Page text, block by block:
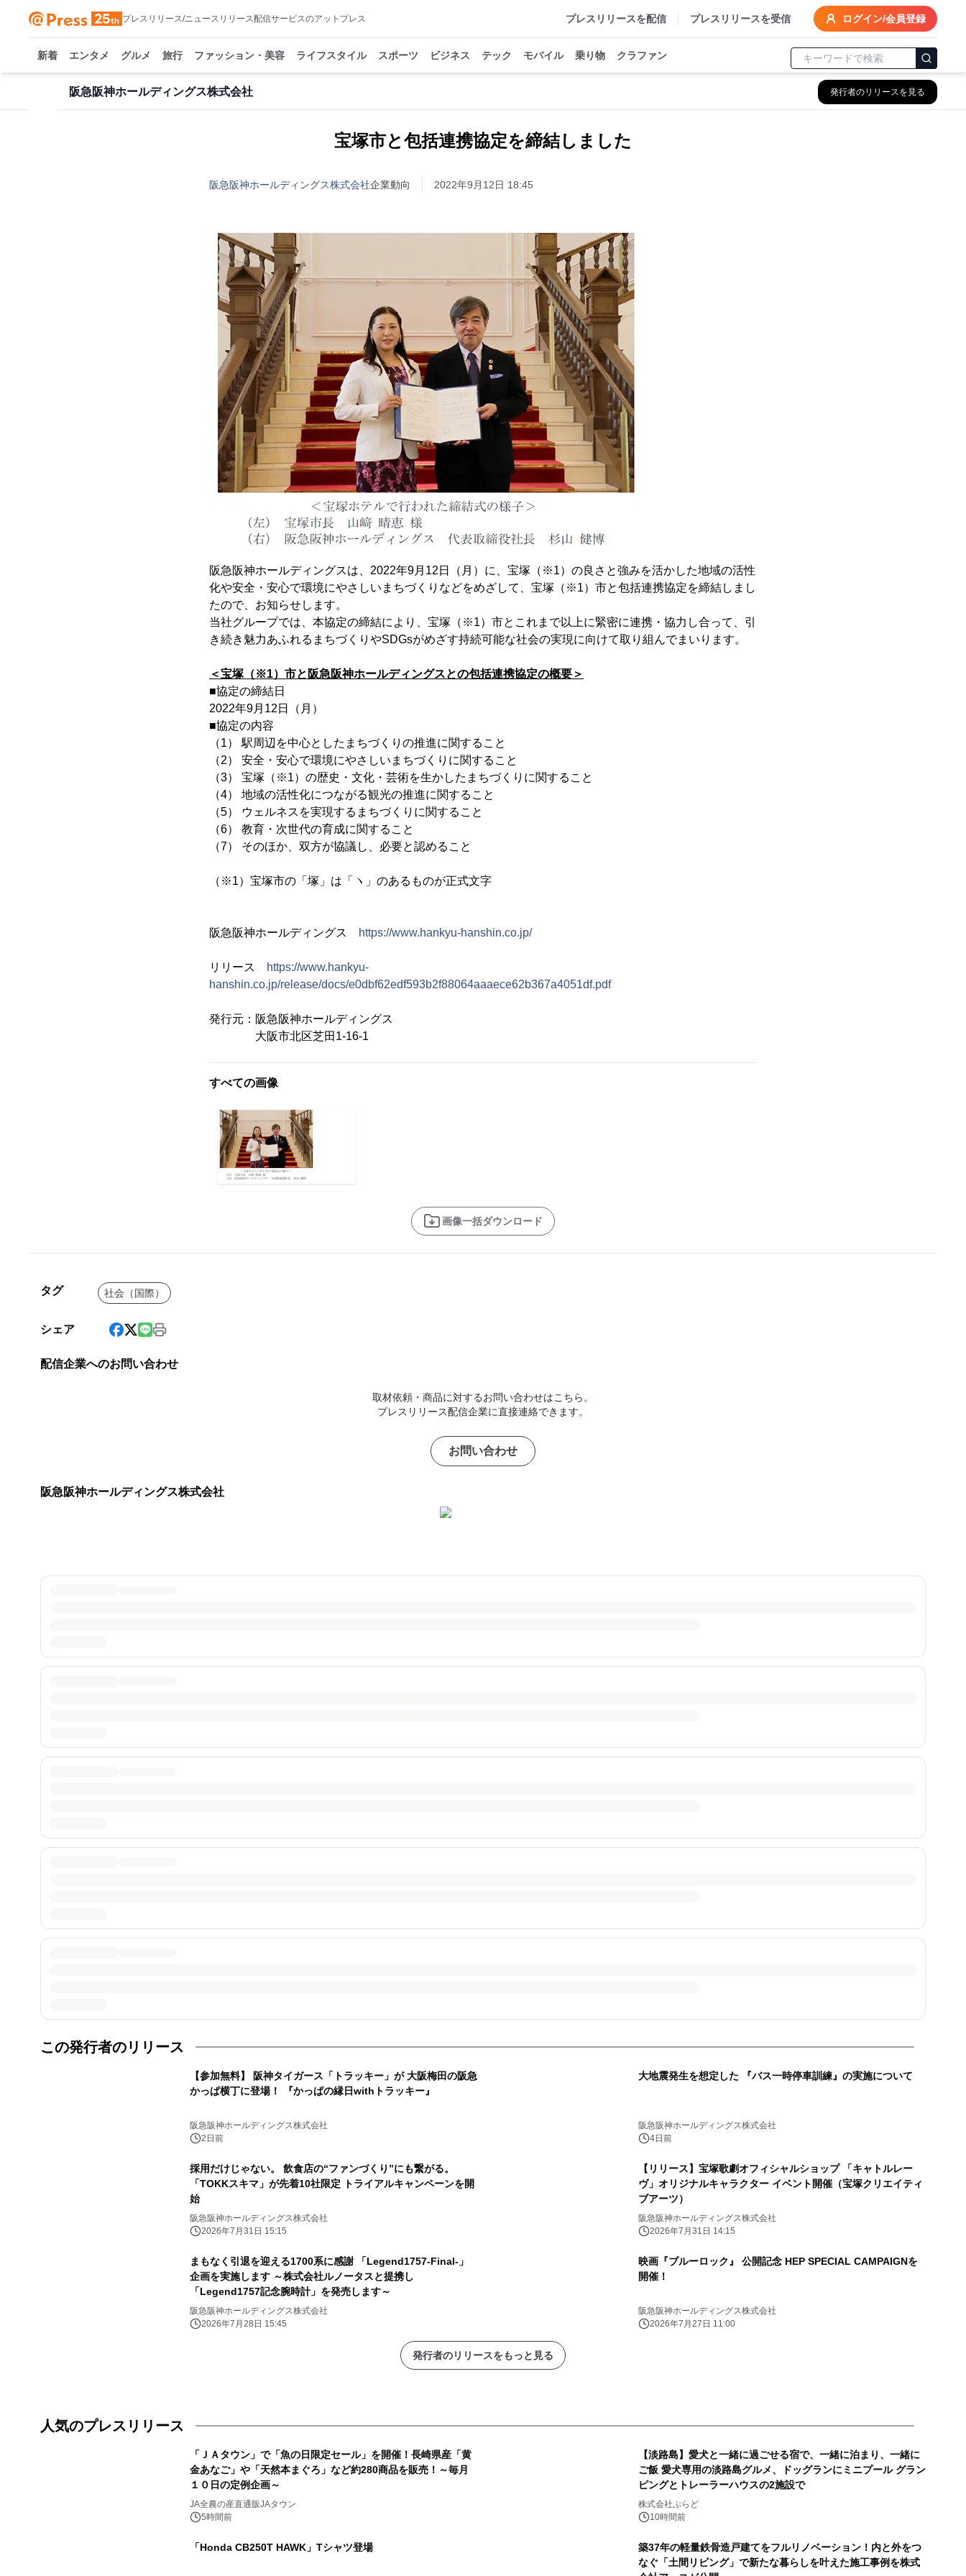
プレスリリース/ニュースリリース配信サービスのアットプレス プレスリリースを配信 プレスリリースを受信 ログイン/会員登録
新着 エンタメ グルメ 旅行 ファッション・美容 ライフスタイル スポーツ ビジネス テック モバイル 乗り物 クラファン
阪急阪神ホールディングス株式会社 発行者のリリースを見る
宝塚市と包括連携協定を締結しました
阪急阪神ホールディングス株式会社企業動向 2022年9月12日 18:45
阪急阪神ホールディングスは、2022年9月12日（月）に、宝塚（※1）の良さと強みを活かした地域の活性
化や安全・安心で環境にやさしいまちづくりなどをめざして、宝塚（※1）市と包括連携協定を締結しまし
たので、お知らせします。
当社グループでは、本協定の締結により、宝塚（※1）市とこれまで以上に緊密に連携・協力し合って、引
き続き魅力あふれるまちづくりやSDGsがめざす持続可能な社会の実現に向けて取り組んでまいります。
＜宝塚（※1）市と阪急阪神ホールディングスとの包括連携協定の概要＞
■協定の締結日
2022年9月12日（月）
■協定の内容
（1） 駅周辺を中心としたまちづくりの推進に関すること
（2） 安全・安心で環境にやさしいまちづくりに関すること
（3） 宝塚（※1）の歴史・文化・芸術を生かしたまちづくりに関すること
（4） 地域の活性化につながる観光の推進に関すること
（5） ウェルネスを実現するまちづくりに関すること
（6） 教育・次世代の育成に関すること
（7） そのほか、双方が協議し、必要と認めること
（※1）宝塚市の「塚」は「ヽ」のあるものが正式文字
阪急阪神ホールディングス https://www.hankyu-hanshin.co.jp/
リリース
https://www.hankyu-
hanshin.co.jp/release/docs/e0dbf62edf593b2f88064aaaece62b367a4051df.pdf
発行元：阪急阪神ホールディングス
大阪市北区芝田1-16-1
すべての画像
画像一括ダウンロード
タグ 社会（国際）
シェア
配信企業へのお問い合わせ
取材依頼・商品に対するお問い合わせはこちら。
プレスリリース配信企業に直接連絡できます。
お問い合わせ
阪急阪神ホールディングス株式会社
この発行者のリリース
【参加無料】 阪神タイガース「トラッキー」が 大阪梅田の阪急
かっぱ横丁に登場！ 『かっぱの縁日withトラッキー』
阪急阪神ホールディングス株式会社
2日前
大地震発生を想定した 『バス一時停車訓練』の実施について
阪急阪神ホールディングス株式会社
4日前
採用だけじゃない。 飲食店の“ファンづくり”にも繋がる。
「TOKKスキマ」が先着10社限定 トライアルキャンペーンを開
始
阪急阪神ホールディングス株式会社
2026年7月31日 15:15
【リリース】宝塚歌劇オフィシャルショップ 「キャトルレー
ヴ」オリジナルキャラクター イベント開催（宝塚クリエイティ
ブアーツ）
阪急阪神ホールディングス株式会社
2026年7月31日 14:15
まもなく引退を迎える1700系に感謝 「Legend1757-Final-」
企画を実施します ～株式会社ルノータスと提携し
「Legend1757記念腕時計」を発売します～
阪急阪神ホールディングス株式会社
2026年7月28日 15:45
映画『ブルーロック』 公開記念 HEP SPECIAL CAMPAIGNを
開催！
阪急阪神ホールディングス株式会社
2026年7月27日 11:00
発行者のリリースをもっと見る
人気のプレスリリース
「ＪＡタウン」で「魚の日限定セール」を開催！長崎県産「黄
金あなご」や「天然本まぐろ」など約280商品を販売！～毎月
１０日の定例企画～
JA全農の産直通販JAタウン
5時間前
【淡路島】愛犬と一緒に過ごせる宿で、一緒に泊まり、一緒に
ご飯 愛犬専用の淡路島グルメ、ドッグランにミニプール グラン
ピングとトレーラーハウスの2施設で
株式会社ぷらど
10時間前
「Honda CB250T HAWK」Tシャツ登場
築37年の軽量鉄骨造戸建てをフルリノベーション！内と外をつ
なぐ「土間リビング」で新たな暮らしを叶えた施工事例を株式